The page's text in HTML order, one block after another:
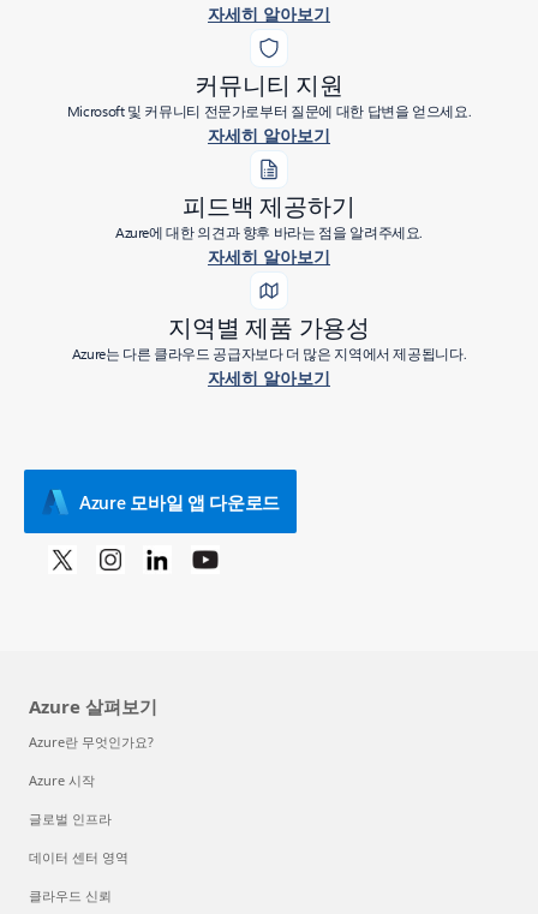
자세히 알아보기
커뮤니티 지원
Microsoft 및 커뮤니티 전문가로부터 질문에 대한 답변을 얻으세요.
자세히 알아보기
피드백 제공하기
Azure에 대한 의견과 향후 바라는 점을 알려주세요.
자세히 알아보기
지역별 제품 가용성
Azure는 다른 클라우드 공급자보다 더 많은 지역에서 제공됩니다.
자세히 알아보기
Azure 모바일 앱 다운로드
Azure 살펴보기
Azure란 무엇인가요?
Azure 시작
글로벌 인프라
데이터 센터 영역
클라우드 신뢰